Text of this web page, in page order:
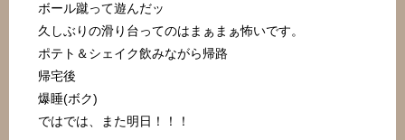
ボール蹴って遊んだッ
久しぶりの滑り台ってのはまぁまぁ怖いです。
ポテト＆シェイク飲みながら帰路
帰宅後
爆睡(ボク)
ではでは、また明日！！！